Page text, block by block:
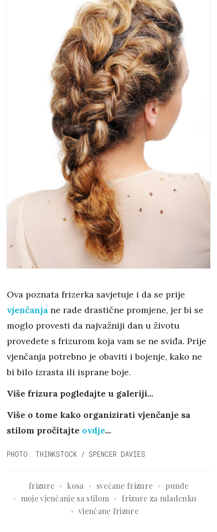
Ova poznata frizerka savjetuje i da se prije
vjenčanja ne rade drastične promjene, jer bi se
moglo provesti da najvažniji dan u životu
provedete s frizurom koja vam se ne sviđa. Prije
vjenčanja potrebno je obaviti i bojenje, kako ne
bi bilo izrasta ili isprane boje.
Više frizura pogledajte u galeriji...
Više o tome kako organizirati vjenčanje sa
stilom pročitajte ovdje...
PHOTO: THINKSTOCK / SPENCER DAVIES
frizure kosa svečane frizure
punđe
moje vjenčanje sa stilom
frizure za mladenku
vjenčane frizure